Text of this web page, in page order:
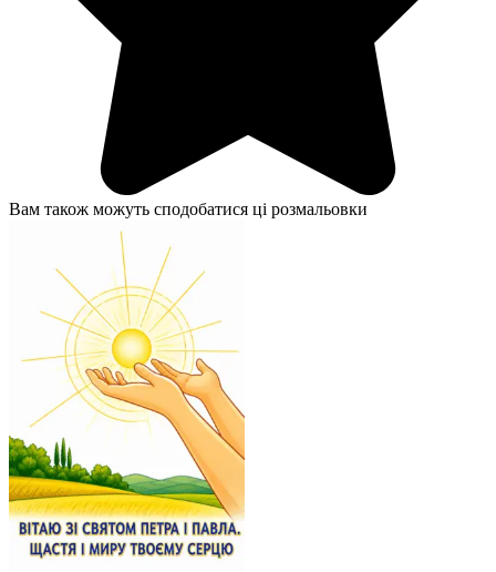
Вам також можуть сподобатися ці розмальовки